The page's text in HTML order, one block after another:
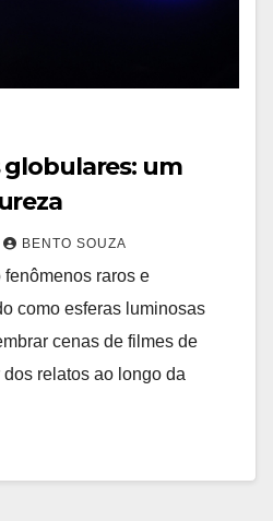
globulares: um
BENTO SOUZA
raros e
como esferas luminosas
cenas de filmes de
relatos ao longo da